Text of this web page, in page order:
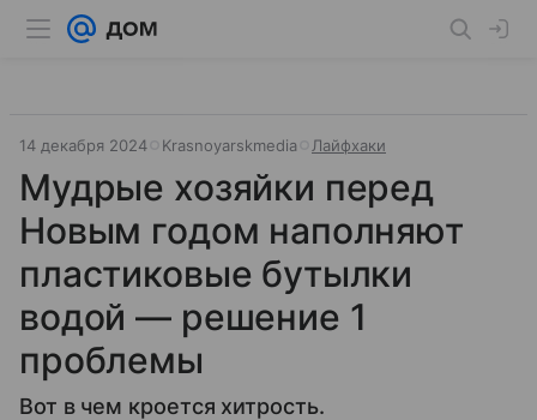
14 декабря 2024 Krasnoyarskmedia Лайфхаки
Мудрые хозяйки перед
Новым годом наполняют
пластиковые бутылки
водой — решение 1
проблемы
Вот в чем кроется хитрость.